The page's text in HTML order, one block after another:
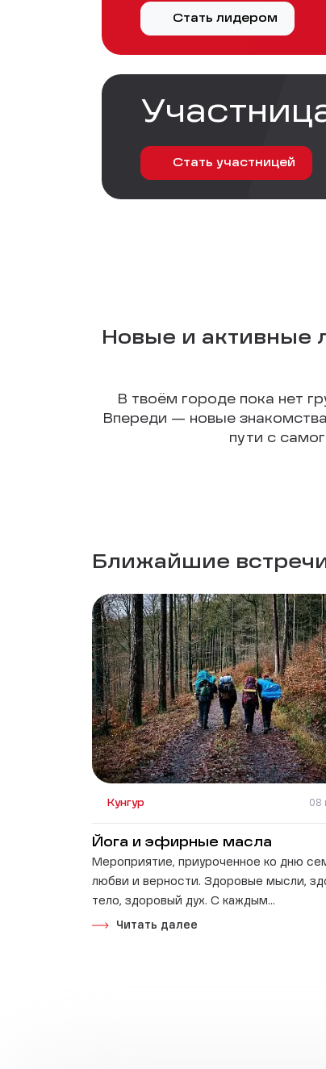
Стать лидером
Стать участницей
Новые и активные
В твоём городе пока нет
Впереди — новые
пути с
Ближайшие
Кунгур 08
Йога и эфирные масла
Мероприятие, приуроченное ко дню
любви и верности. Здоровые мысли,
тело, здоровый дух. С каждым...
Читать далее